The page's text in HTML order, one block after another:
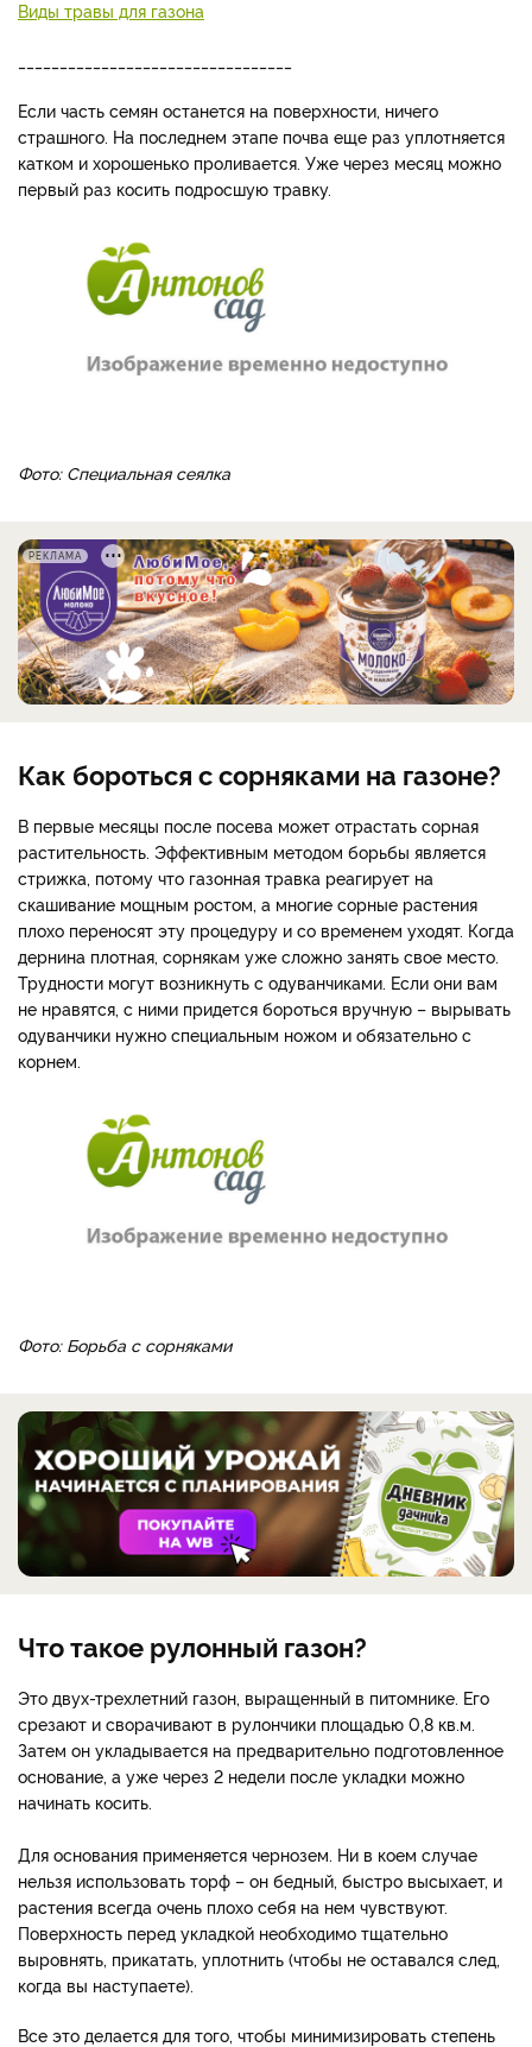
Виды травы для газона
Если часть семян останется на поверхности, ничего
страшного. На последнем этапе почва еще раз уплотняется
катком и хорошенько проливается. Уже через месяц можно
первый раз косить подросшую травку.
Фото: Специальная сеялка
РЕКЛАМА
Как бороться с сорняками на газоне?
В первые месяцы после посева может отрастать сорная
растительность. Эффективным методом борьбы является
стрижка, потому что газонная травка реагирует на
скашивание мощным ростом, а многие сорные растения
плохо переносят эту процедуру и со временем уходят. Когда
дернина плотная, сорнякам уже сложно занять свое место.
Трудности могут возникнуть с одуванчиками. Если они вам
не нравятся, с ними придется бороться вручную – вырывать
одуванчики нужно специальным ножом и обязательно с
корнем.
Фото: Борьба с сорняками
Что такое рулонный газон?
Это двух-трехлетний газон, выращенный в питомнике. Его
срезают и сворачивают в рулончики площадью 0,8 кв.м.
Затем он укладывается на предварительно подготовленное
основание, а уже через 2 недели после укладки можно
начинать косить.
Для основания применяется чернозем. Ни в коем случае
нельзя использовать торф – он бедный, быстро высыхает, и
растения всегда очень плохо себя на нем чувствуют.
Поверхность перед укладкой необходимо тщательно
выровнять, прикатать, уплотнить (чтобы не оставался след,
когда вы наступаете).
Все это делается для того, чтобы минимизировать степень